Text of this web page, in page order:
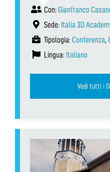
Con: Gianfranco
Sede: Italia 3D
Tipologia: Conferenza,
Lingua: Italiano
Vedi tutti i